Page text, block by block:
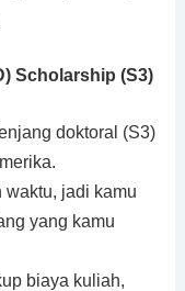
Scholarship (S3)
doktoral (S3)
waktu, jadi kamu
yang kamu
biaya kuliah,